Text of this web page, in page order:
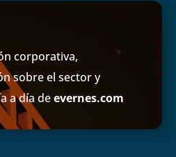
corporativa,
sobre el sector y
a día deevernes.com